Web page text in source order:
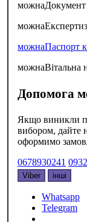
можнаДокумент
можна
можнаПаспорт
можнаВітальна
Допомога
Якщо виникли
вибором, дайте
оформимо
0678930241
Viber інші
Whatsapp
Telegram